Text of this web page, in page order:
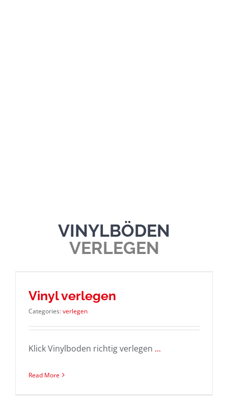
VINYLBÖDEN
VERLEGEN
Vinyl verlegen
Categories:verlegen
Klick Vinylboden richtig verlegen ...
Read More